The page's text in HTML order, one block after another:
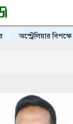
অস্ট্রেলিয়ার বিপক্ষে